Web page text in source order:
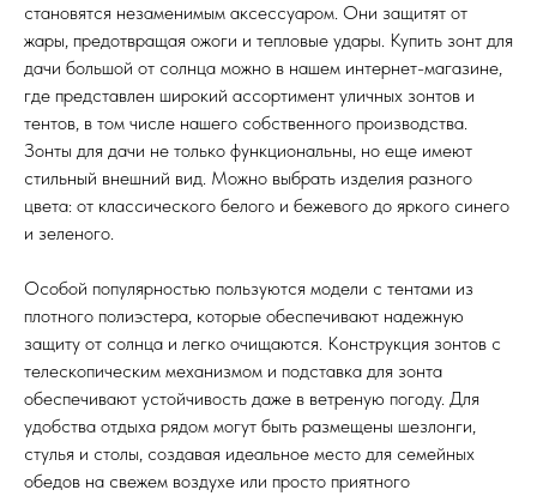
становятся незаменимым аксессуаром. Они защитят от
жары, предотвращая ожоги и тепловые удары. Купить зонт для
дачи большой от солнца можно в нашем интернет-магазине,
где представлен широкий ассортимент уличных зонтов и
тентов, в том числе нашего собственного производства.
Зонты для дачи не только функциональны, но еще имеют
стильный внешний вид. Можно выбрать изделия разного
цвета: от классического белого и бежевого до яркого синего
и зеленого.
Особой популярностью пользуются модели с тентами из
плотного полиэстера, которые обеспечивают надежную
защиту от солнца и легко очищаются. Конструкция зонтов c
телескопическим механизмом и подставка для зонта
обеспечивают устойчивость даже в ветреную погоду. Для
удобства отдыха рядом могут быть размещены шезлонги,
стулья и столы, создавая идеальное место для семейных
обедов на свежем воздухе или просто приятного